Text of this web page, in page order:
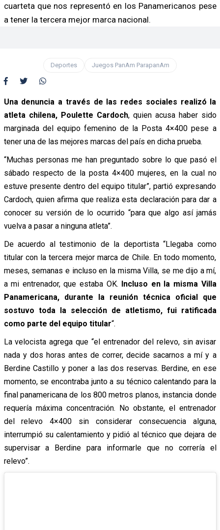
cuarteta que nos representó en los Panamericanos pese
a tener la tercera mejor marca nacional.
Deportes Juegos PanAm ParapanAm
Una denuncia a través de las redes sociales realizó la
atleta chilena, Poulette Cardoch, quien acusa haber sido
marginada del equipo femenino de la Posta 4×400 pese a
tener una de las mejores marcas del país en dicha prueba.
“Muchas personas me han preguntado sobre lo que pasó el
sábado respecto de la posta 4×400 mujeres, en la cual no
estuve presente dentro del equipo titular”, partió expresando
Cardoch, quien afirma que realiza esta declaración para dar a
conocer su versión de lo ocurrido “para que algo así jamás
vuelva a pasar a ninguna atleta”.
De acuerdo al testimonio de la deportista “Llegaba como
titular con la tercera mejor marca de Chile. En todo momento,
meses, semanas e incluso en la misma Villa, se me dijo a mí,
a mi entrenador, que estaba OK. Incluso en la misma Villa
Panamericana, durante la reunión técnica oficial que
sostuvo toda la selección de atletismo, fui ratificada
como parte del equipo titular“.
La velocista agrega que “el entrenador del relevo, sin avisar
nada y dos horas antes de correr, decide sacarnos a mí y a
Berdine Castillo y poner a las dos reservas. Berdine, en ese
momento, se encontraba junto a su técnico calentando para la
final panamericana de los 800 metros planos, instancia donde
requería máxima concentración. No obstante, el entrenador
del relevo 4×400 sin considerar consecuencia alguna,
interrumpió su calentamiento y pidió al técnico que dejara de
supervisar a Berdine para informarle que no correría el
relevo”.